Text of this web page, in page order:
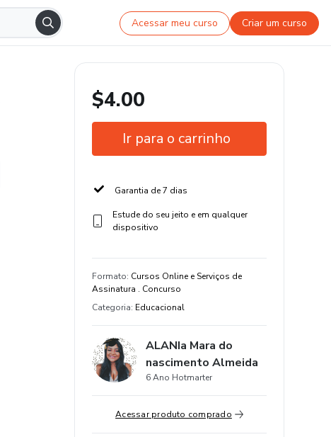
Acessar meu curso Criar um curso
$4.00
Ir para o carrinho
Garantia de 7 dias
Estude do seu jeito e em qualquer
dispositivo
Formato: Cursos Online e Serviços de
Assinatura . Concurso
Categoria: Educacional
ALANIa Mara do
nascimento Almeida
6 Ano Hotmarter
Acessar produto comprado